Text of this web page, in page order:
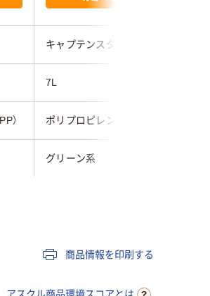
キャプテンスタッグ
7L
） ポリプロピレン（PP）
グリーン系
商品情報を印刷する
アスクル商品環境スコアとは